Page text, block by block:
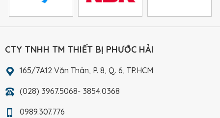
CTY TNHH TM THIẾT BỊ PHƯỚC HẢI
165/7A12 Văn Thân, P. 8, Q. 6, TP.HCM
(028) 3967.5068- 3854.0368
0989.307.776